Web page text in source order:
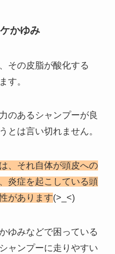
かゆみ
その皮脂が酸化する
す。
のあるシャンプーが良
とは言い切れません。
、それ自体が頭皮への
炎症を起こしている頭
があります(>_<)
ゆみなどで困っている
ャンプーに走りやすい